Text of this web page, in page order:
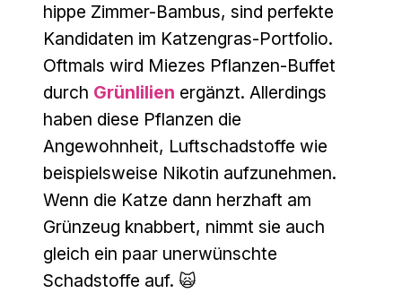
hippe Zimmer-Bambus, sind perfekte
Kandidaten im Katzengras-Portfolio.
Oftmals wird Miezes Pflanzen-Buffet
durch Grünlilien ergänzt. Allerdings
haben diese Pflanzen die
Angewohnheit, Luftschadstoffe wie
beispielsweise Nikotin aufzunehmen.
Wenn die Katze dann herzhaft am
Grünzeug knabbert, nimmt sie auch
gleich ein paar unerwünschte
Schadstoffe auf. 🙀